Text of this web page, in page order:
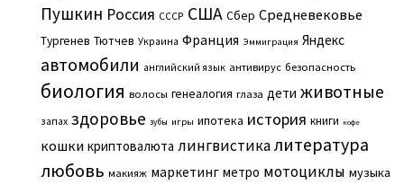
Пушкин Россия СССР США Сбер Средневековье
Тургенев Тютчев Украина Франция Эммиграция Яндекс
автомобили английский язык антивирус безопасность
биология волосы генеалогия глаза дети животные
запах здоровье зубы игры ипотека история книги кофе
кошки криптовалюта лингвистикалитература
любовь макияж маркетинг метро мотоциклы музыка